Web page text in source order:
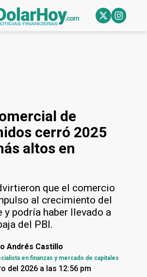
de
cerró 2025
altos en
que el comercio
al crecimiento del
podría haber llevado a
del PBI.
Andrés Castillo
en finanzas y mercado de capitales
del 2026 a las 12:56 pm